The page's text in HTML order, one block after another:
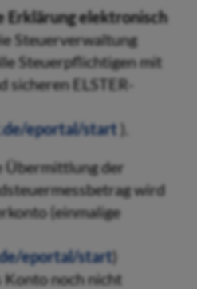
elektronisch
Steuerverwaltung
Steuerpflichtigen mit
ELSTER-
eportal/start ).
Übermittlung der
wird
(einmalige
eportal/start)
Konto noch nicht